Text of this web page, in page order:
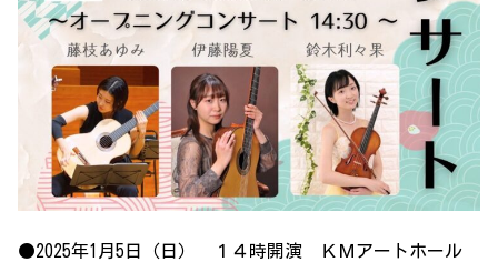
●2025年1月5日（日） １４時開演 ＫＭアートホール